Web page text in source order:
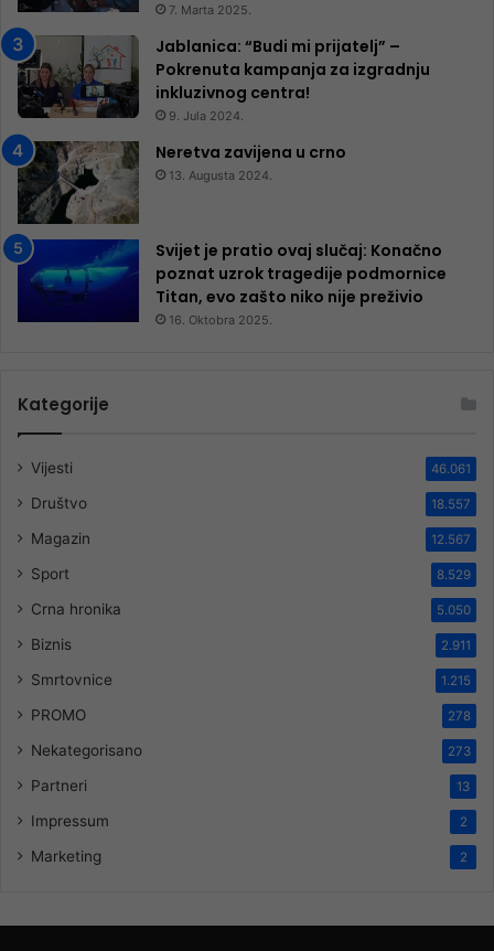
7. Marta 2025.
Jablanica: “Budi mi prijatelj” –
Pokrenuta kampanja za izgradnju
inkluzivnog centra!
9. Jula 2024.
Neretva zavijena u crno
13. Augusta 2024.
Svijet je pratio ovaj slučaj: Konačno
poznat uzrok tragedije podmornice
Titan, evo zašto niko nije preživio
16. Oktobra 2025.
Kategorije
Vijesti 46.061
Društvo 18.557
Magazin 12.567
Sport 8.529
Crna hronika 5.050
Biznis 2.911
Smrtovnice 1.215
PROMO 278
Nekategorisano 273
Partneri 13
Impressum 2
Marketing 2